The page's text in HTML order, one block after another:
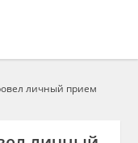
личный прием